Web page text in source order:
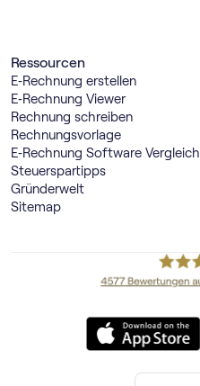
Ressourcen
E‑Rechnung erstellen
E‑Rechnung Viewer
Rechnung schreiben
Rechnungsvorlage
E‑Rechnung Software Vergleich
Steuerspartipps
Gründerwelt
Sitemap